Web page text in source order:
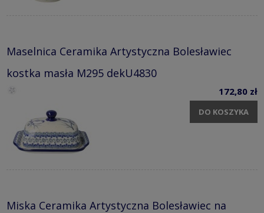
Maselnica Ceramika Artystyczna Bolesławiec
kostka masła M295 dekU4830
172,80 zł
DO KOSZYKA
Miska Ceramika Artystyczna Bolesławiec na